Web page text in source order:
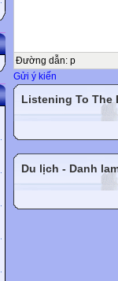
Đường dẫn: p
Gửi ý kiến
Listening To The
Du lịch - Danh